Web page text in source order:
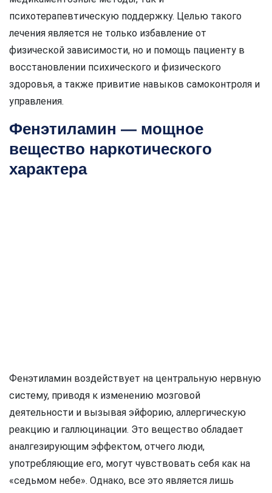
психотерапевтическую поддержку. Целью такого
лечения является не только избавление от
физической зависимости, но и помощь пациенту в
восстановлении психического и физического
здоровья, а также привитие навыков самоконтроля и
управления.
Фенэтиламин — мощное
вещество наркотического
характера
Фенэтиламин воздействует на центральную нервную
систему, приводя к изменению мозговой
деятельности и вызывая эйфорию, аллергическую
реакцию и галлюцинации. Это вещество обладает
аналгезирующим эффектом, отчего люди,
употребляющие его, могут чувствовать себя как на
«седьмом небе». Однако, все это является лишь